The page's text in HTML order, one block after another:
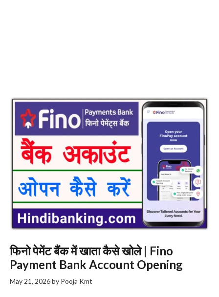
फिनो पेमेंट बैंक में खाता कैसे खोले | Fino
Payment Bank Account Opening
May 21, 2026by Pooja Kmt